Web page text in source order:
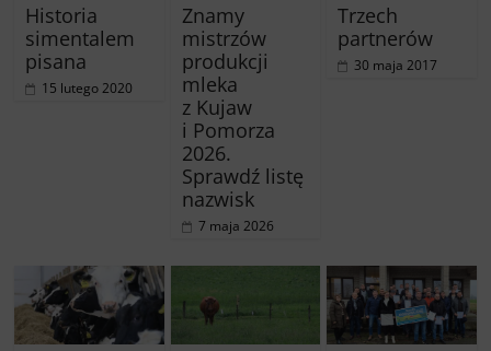
Historia
simentalem
pisana
15 lutego 2020
Znamy
mistrzów
produkcji
mleka
z Kujaw
i Pomorza
2026.
Sprawdź listę
nazwisk
7 maja 2026
Trzech
partnerów
30 maja 2017